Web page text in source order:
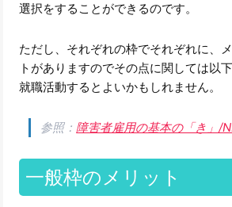
選択をすることができるのです。
ただし、それぞれの枠でそれぞれに、
トがありますのでその点に関しては以
就職活動するとよいかもしれません。
参照：障害者雇用の基本の「き」/
一般枠のメリット